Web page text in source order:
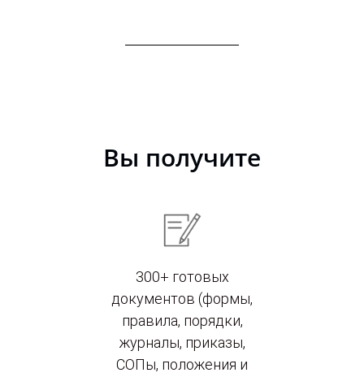
Вы получите
300+ готовых
документов (формы,
правила, порядки,
журналы, приказы,
СОПы, положения и